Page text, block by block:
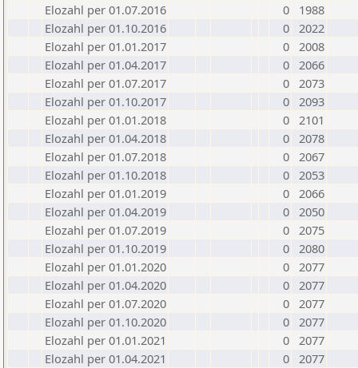
Elozahl per 01.07.2016
0
1988
Elozahl per 01.10.2016
0 2022
Elozahl per 01.01.2017
0 2008
Elozahl per 01.04.2017
0 2066
Elozahl per 01.07.2017
0 2073
Elozahl per 01.10.2017
0 2093
Elozahl per 01.01.2018
0 2101
Elozahl per 01.04.2018
0 2078
Elozahl per 01.07.2018
0 2067
Elozahl per 01.10.2018
0 2053
Elozahl per 01.01.2019
0 2066
Elozahl per 01.04.2019
0 2050
Elozahl per 01.07.2019
0 2075
Elozahl per 01.10.2019
0 2080
Elozahl per 01.01.2020
0 2077
Elozahl per 01.04.2020
0 2077
Elozahl per 01.07.2020
0 2077
Elozahl per 01.10.2020
0 2077
Elozahl per 01.01.2021
0 2077
Elozahl per 01.04.2021
0 2077